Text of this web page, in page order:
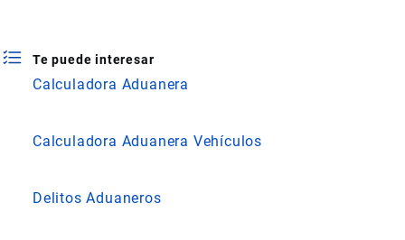
Te puede interesar
Calculadora Aduanera
Calculadora Aduanera Vehículos
Delitos Aduaneros